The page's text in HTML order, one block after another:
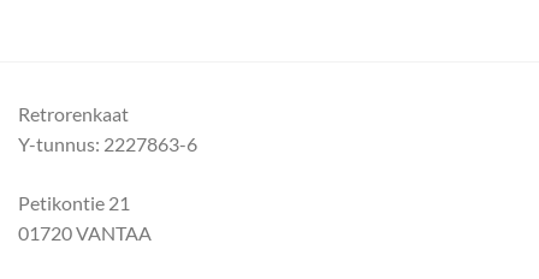
Retrorenkaat
Y-tunnus: 2227863-6
Petikontie 21
01720 VANTAA